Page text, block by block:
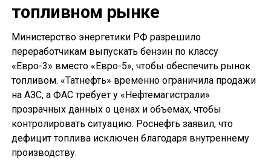
топливном рынке
Министерство энергетики РФ разрешило
переработчикам выпускать бензин по классу
«Евро-3» вместо «Евро-5», чтобы обеспечить рынок
топливом. «Татнефть» временно ограничила продажи
на АЗС, а ФАС требует у «Нефтемагистрали»
прозрачных данных о ценах и объемах, чтобы
контролировать ситуацию. Роснефть заявил, что
дефицит топлива исключен благодаря внутреннему
производству.